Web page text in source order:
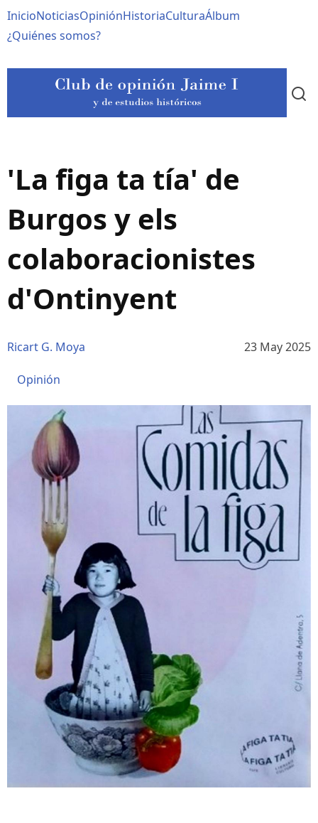
al
contenido
Navegación
principal
InicioNoticiasOpiniónHistoriaCulturaÁlbum
¿Quiénes somos?
'La figa ta tía' de
Burgos y els
colaboracionistes
d'Ontinyent
Ricart G. Moya 23 May 2025
Opinión